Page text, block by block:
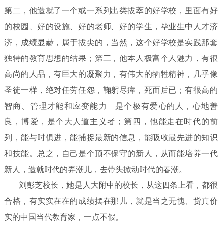
第二，他造就了一个或一系列出类拔萃的好学校，里面有好
的校园、好的设施、好的老师、好的学生，毕业生中人才济
济，成绩显赫，属于拔尖的，当然，这个好学校是实践那套
独特的教育思想的结果；第三，他本人极富个人魅力，有很
高尚的人品，有巨大的凝聚力，有伟大的牺牲精神，几乎像
圣徒一样，绝对任劳任怨，鞠躬尽瘁，死而后已；有很高的
智商、管理才能和应变能力，是个极有爱心的人，心地善
良，博爱，是个大人道主义者；第四，他能走在时代的前
列，能与时俱进，能捕捉最新的信息，能吸收最先进的知识
和技能。总之，自己是个顶不保守的新人，从而能培养一代
新人，造就时代的弄潮儿，去带头掀动时代的春潮。
刘彭芝校长，她是人大附中的校长，从这四条上看，都很
合格，有实实在在的成绩摆在那儿，就是当之无愧、货真价
实的中国当代教育家，一点不假。